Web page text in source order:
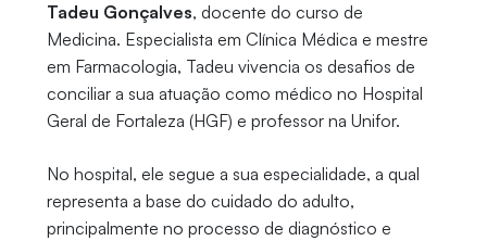
Tadeu Gonçalves, docente do curso de
Medicina. Especialista em Clínica Médica e mestre
em Farmacologia, Tadeu vivencia os desafios de
conciliar a sua atuação como médico no Hospital
Geral de Fortaleza (HGF) e professor na Unifor.
No hospital, ele segue a sua especialidade, a qual
representa a base do cuidado do adulto,
principalmente no processo de diagnóstico e